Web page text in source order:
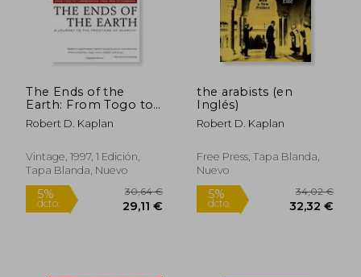
5% 5%
The Ends of the
Earth: From Togo to
Turkmenistan, From
Iran to Cambodia, a
Frontiers of Anarchy
(en Inglés)
Robert D. Kaplan
Vintage, 1997, 1 Edición,
Tapa Blanda, Nuevo
the arabists (en
Inglés)
Robert D. Kaplan
Free Press, Tapa Blanda,
Nuevo